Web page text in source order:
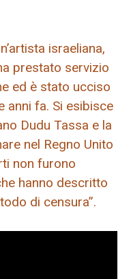
israeliana,
prestato servizio
ed è stato ucciso
anni fa. Si esibisce
Dudu Tassa e la
nel Regno Unito
non furono
hanno descritto
di censura”.